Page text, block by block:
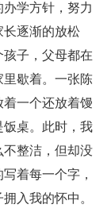
学方针，努力
长逐渐的放松
子，父母都在
歇着。一张陈
着一个还放着馒
桌。此时，我
不整洁，但却没
着每一个字，
入我的怀中。